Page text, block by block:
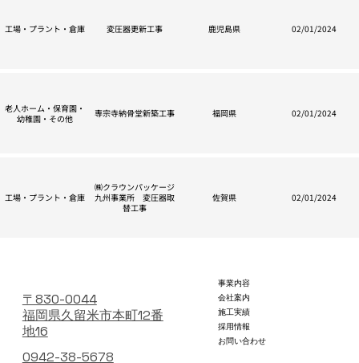
工場・プラント・倉庫 変圧器更新工事 鹿児島県 02/01/2024
老人ホーム・保育園・
幼稚園・その他
専宗寺納骨堂新築工事 福岡県 02/01/2024
工場・プラント・倉庫
㈱クラウンパッケージ
九州事業所 変圧器取
替工事
佐賀県 02/01/2024
〒830-0044
福岡県久留米市本町12番
地16
0942-38-5678
事業内容
会社案内
施工実績
採用情報
お問い合わせ